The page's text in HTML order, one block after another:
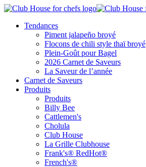
Tendances
Piment jalapeño broyé
Flocons de chili style thaï broyé
Plein-Goût pour Bagel
2026 Carnet de Saveurs
La Saveur de l’année
Carnet de Saveurs
Produits
Produits
Billy Bee
Cattlemen's
Cholula
Club House
La Grille Clubhouse
Frank's® RedHot®
French's®